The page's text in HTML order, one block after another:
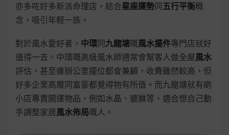
亦多咗好多新派命理店，結合星座運勢同五行平衡概
念，吸引年輕一族。
對於風水愛好者， 中環同九龍塘嘅風水擺件專門店就好
值得一去。中環嘅高級風水師通常會幫客人做全屋風水
評估，甚至連辦公室擺位都會兼顧，收費雖然較高，但
好多企業高層同富豪都覺得物有所值。而九龍塘就有啲
小店專賣開運物品，例如水晶、貔貅等，適合想自己動
手調整家居風水佈局嘅人。